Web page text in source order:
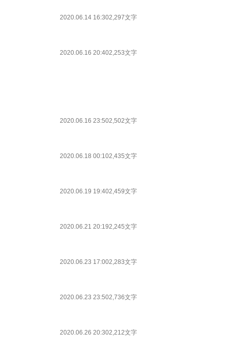
2020.06.14 16:302,297文字
2020.06.16 20:402,253文字
2020.06.16 23:502,502文字
2020.06.18 00:102,435文字
2020.06.19 19:402,459文字
2020.06.21 20:192,245文字
2020.06.23 17:002,283文字
2020.06.23 23:502,736文字
2020.06.26 20:302,212文字